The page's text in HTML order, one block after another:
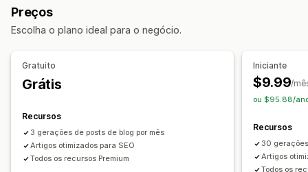
SEO
Otimização de palavra-chave
Análise de SEO
Monitoramento de desempenho
Preços
Escolha o plano ideal para o negócio.
Gratuito
Grátis
Recursos
3 gerações de posts de blog por mês
Artigos otimizados para SEO
Todos os recursos Premium
Iniciante
$9.99/
ou $95.88/
Recursos
30
Artigos
Todos os